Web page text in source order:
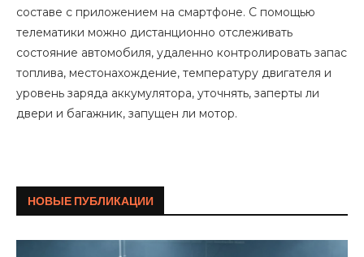
составе с приложением на смартфоне. С помощью
телематики можно дистанционно отслеживать
состояние автомобиля, удаленно контролировать запас
топлива, местонахождение, температуру двигателя и
уровень заряда аккумулятора, уточнять, заперты ли
двери и багажник, запущен ли мотор.
НОВЫЕ ПУБЛИКАЦИИ